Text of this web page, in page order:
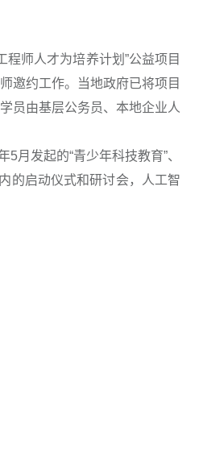
师人才为培养计划”公益项目
邀约工作。当地政府已将项目
员由基层公务员、本地企业人
月发起的“青少年科技教育”、
的启动仪式和研讨会，人工智